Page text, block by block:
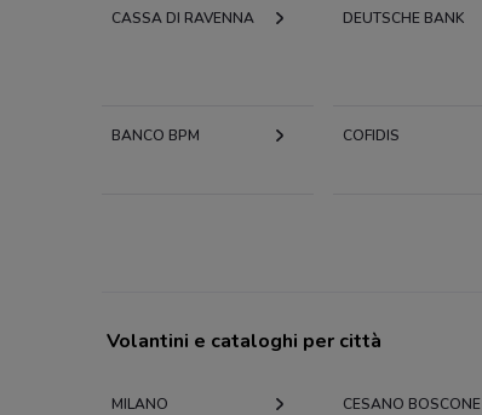
CASSA DI RAVENNA DEUTSCHE BANK
BANCO BPM COFIDIS
Volantini e cataloghi per città
MILANO CESANO BOSCONE